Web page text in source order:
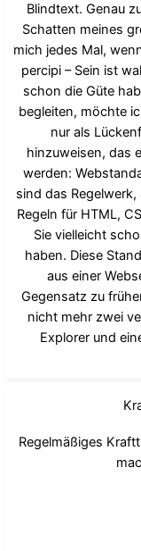
Blindtext. Genau
Schatten meines
mich jedes Mal,
percipi – Sein ist
schon die Güte
begleiten, möchte
nur als
hinzuweisen, das
werden:
sind das
Regeln für HTML,
Sie vielleicht
haben. Diese
aus einer
Gegensatz zu
nicht mehr zwei
Explorer und
Regelmäßiges